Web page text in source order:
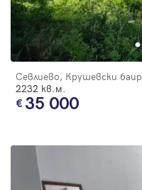
Севлиево, Крушевски баир
2232 кв.м.
35 000